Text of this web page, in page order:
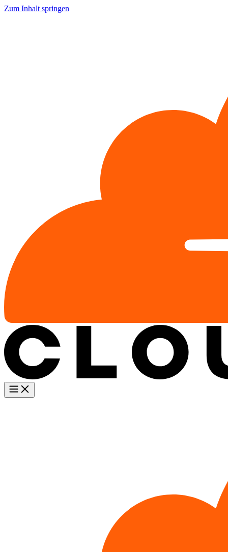
Zum Inhalt springen